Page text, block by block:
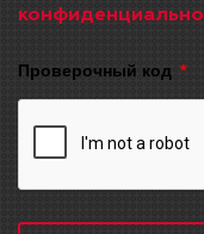
Проверочный код